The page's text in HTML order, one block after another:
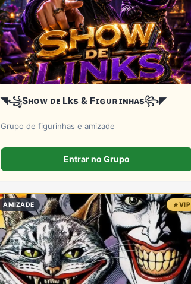
◥꧁Sʜᴏᴡ ᴅᴇ Lks & Fɪɢᴜʀɪɴʜᴀs꧂◤
Grupo de figurinhas e amizade
Entrar no Grupo
AMIZADE VIP